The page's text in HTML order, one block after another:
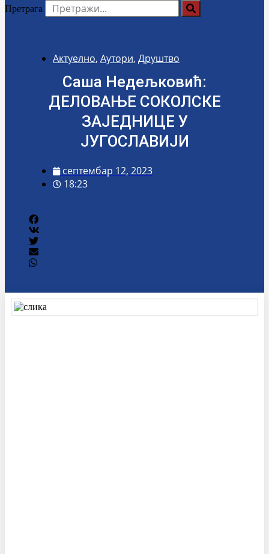
Претрага
Актуелно, Аутори, Друштво
Саша Недељковић:
ДЕЛОВАЊЕ СОКОЛСКЕ
ЗАЈЕДНИЦЕ У
ЈУГОСЛАВИЈИ
септембар 12, 2023
18:23